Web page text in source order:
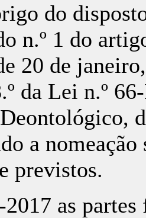
do
n.º 1 do
20 de
da Lei n.º
a
previstos.
as